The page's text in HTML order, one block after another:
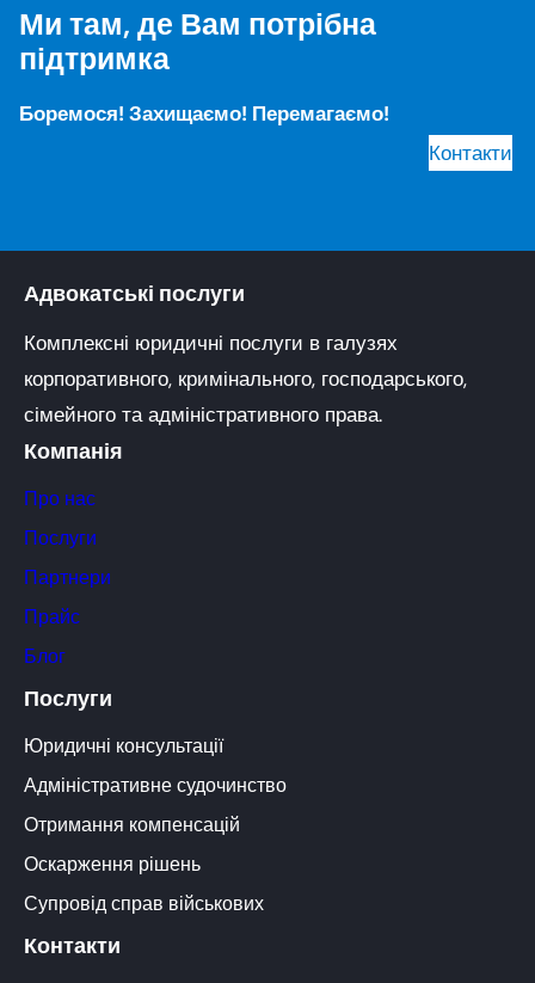
Ми там, де Вам потрібна
підтримка
Боремося! Захищаємо! Перемагаємо!
Контакти
Адвокатські послуги
Комплексні юридичні послуги в галузях
корпоративного, кримінального, господарського,
сімейного та адміністративного права.
Компанія
Про нас
Послуги
Партнери
Прайс
Блог
Послуги
Юридичні консультації
Адміністративне судочинство
Отримання компенсацій
Оскарження рішень
Супровід справ військових
Контакти